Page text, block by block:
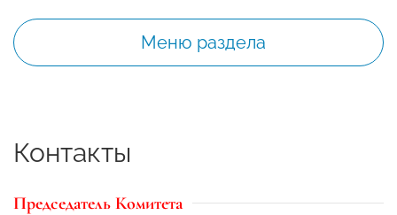
Меню раздела
Контакты
Председатель Комитета